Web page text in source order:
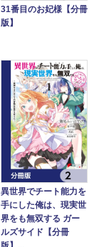
31番目のお妃様【分冊
版】
異世界でチート能力を
手にした俺は、現実世
界をも無双する ガー
ルズサイド【分冊